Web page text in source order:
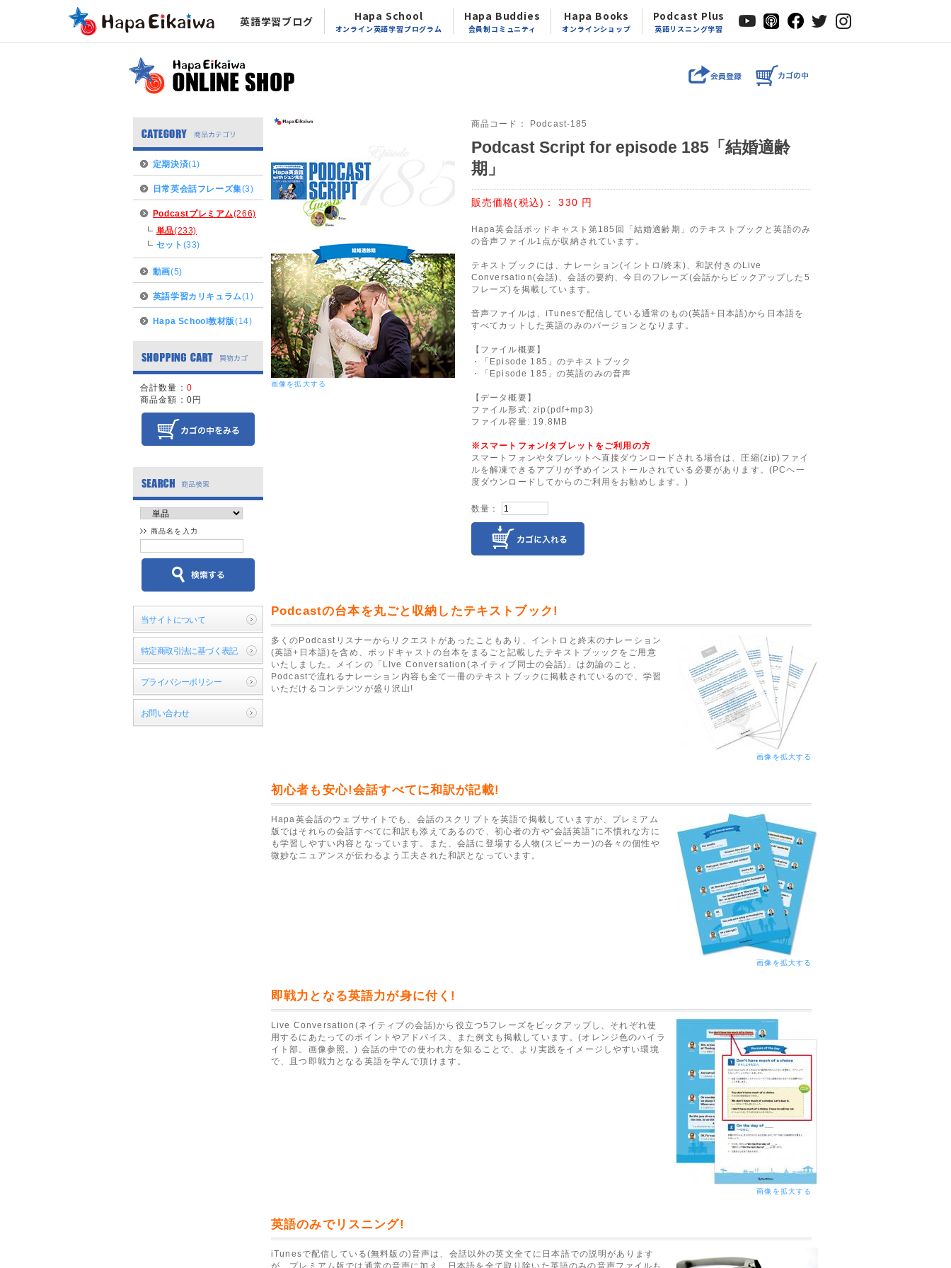
英語学習ブログ Hapa School
オンライン英語学習プログラム
Hapa Buddies
会員制コミュニティ
Hapa Books
オンラインショップ
Podcast Plus
英語リスニング学習
定期決済(1)
日常英会話フレーズ集(3)
Podcastプレミアム(266)
単品(233)
セット (33)
動画(5)
英語学習カリキュラム(1)
Hapa School教材版(14)
合計数量： 0
商品金額： 0円
商品名を入力
当サイトについて
特定商取引法に基づく表記
プライバシーポリシー
お問い合わせ
画像を拡大する
商品コード： Podcast-185
Podcast Script for episode 185「結婚適齢
期」
販売価格(税込)： 330 円
Hapa英会話ポッドキャスト第185回「結婚適齢期」のテキストブックと英語のみ
の音声ファイル1点が収納されています。
テキストブックには、ナレーション(イントロ/終末)、和訳付きのLive
Conversation(会話)、会話の要約、今日のフレーズ(会話からピックアップした5
フレーズ)を掲載しています。
音声ファイルは、iTunesで配信している通常のもの(英語+日本語)から日本語を
すべてカットした英語のみのバージョンとなります。
【ファイル概要】
・「Episode 185」のテキストブック
・「Episode 185」の英語のみの音声
【データ概要】
ファイル形式: zip(pdf+mp3)
ファイル容量: 19.8MB
※スマートフォン/タブレットをご利用の方
スマートフォンやタブレットへ直接ダウンロードされる場合は、圧縮(zip)ファイ
ルを解凍できるアプリが予めインストールされている必要があります。(PCヘ一
度ダウンロードしてからのご利用をお勧めします。)
数量：
Podcastの台本を丸ごと収納したテキストブック!
多くのPodcastリスナーからリクエストがあったこともあり、イントロと終末のナレーション
(英語+日本語)を含め、ポッドキャストの台本をまるごと記載したテキストブッックをご用意
いたしました。メインの「LIve Conversation(ネイティブ同士の会話)」は勿論のこと、
Podcastで流れるナレーション内容も全て一冊のテキストブックに掲載されているので、学習
いただけるコンテンツが盛り沢山!
画像を拡大する
初心者も安心!会話すべてに和訳が記載!
Hapa英会話のウェブサイトでも、会話のスクリプトを英語で掲載していますが、プレミアム
版ではそれらの会話すべてに和訳も添えてあるので、初心者の方や“会話英語”に不慣れな方に
も学習しやすい内容となっています。また、会話に登場する人物(スピーカー)の各々の個性や
微妙なニュアンスが伝わるよう工夫された和訳となっています。
画像を拡大する
即戦力となる英語力が身に付く!
Live Conversation(ネイティブの会話)から役立つ5フレーズをピックアップし、それぞれ使
用するにあたってのポイントやアドバイス、また例文も掲載しています。(オレンジ色のハイラ
イト部。画像参照。) 会話の中での使われ方を知ることで、より実践をイメージしやすい環境
で、且つ即戦力となる英語を学んで頂けます。
画像を拡大する
英語のみでリスニング!
iTunesで配信している(無料版の)音声は、会話以外の英文全てに日本語での説明があります
が、プレミアム版では通常の音声に加え、日本語を全て取り除いた英語のみの音声ファイルも